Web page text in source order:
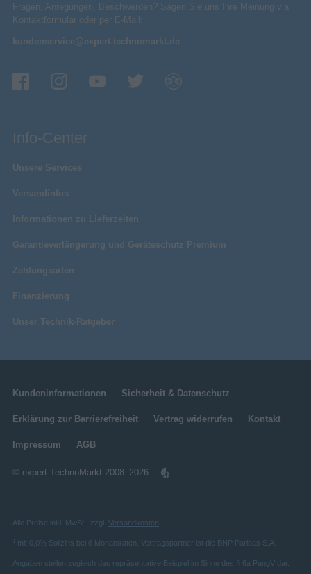
Fragen, Anregungen, Beschwerden? Sagen Sie uns Ihre Meinung via
Kontaktformular oder per E-Mail:
kundenservice@expert-technomarkt.de
Info-Center
Unsere Services
Versandinfos
Informationen zu Lieferzeiten
Garantieverlängerung und Geräteschutz Premium
Zahlungsarten
Finanzierung
Unser Technik-Ratgeber
Kundeninformationen Sicherheit & Datenschutz
Erklärung zur Barrierefreiheit Vertrag widerrufen Kontakt
Impressum AGB
© expert TechnoMarkt 2008–2026
Alle Preise inkl. MwSt., zzgl. Versandkosten
mit 0,0% Sollzins bei 6 Monatsraten. Vertragspartner ist die BNP Paribas S.A.
Angaben stellen zugleich das repräsentative Beispiel im Sinne des § 6a PangV dar.